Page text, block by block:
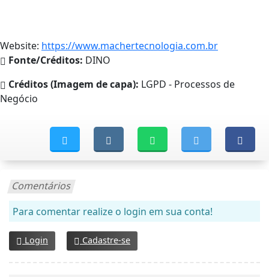
Website: https://www.machertecnologia.com.br
Fonte/Créditos: DINO
Créditos (Imagem de capa): LGPD - Processos de
Negócio
Comentários
Para comentar realize o login em sua conta!
Login Cadastre-se